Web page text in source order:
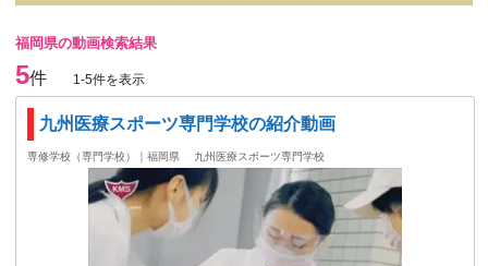
福岡県の動画検索結果
5件 1-5件を表示
九州医療スポーツ専門学校の紹介動画
専修学校（専門学校）｜福岡県 九州医療スポーツ専門学校